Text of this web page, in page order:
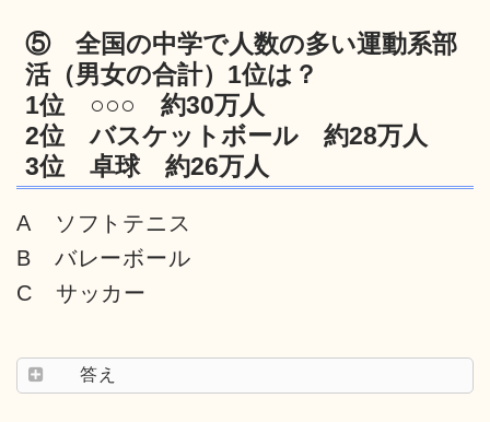
⑤ 全国の中学で人数の多い運動系部
活（男女の合計）1位は？
1位 ○○○ 約30万人
2位 バスケットボール 約28万人
3位 卓球 約26万人
A ソフトテニス
B バレーボール
C サッカー
答え